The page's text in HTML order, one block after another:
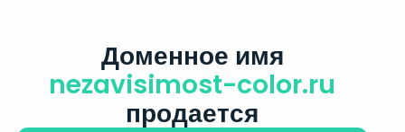
Доменное имя
nezavisimost-color.ru
продается